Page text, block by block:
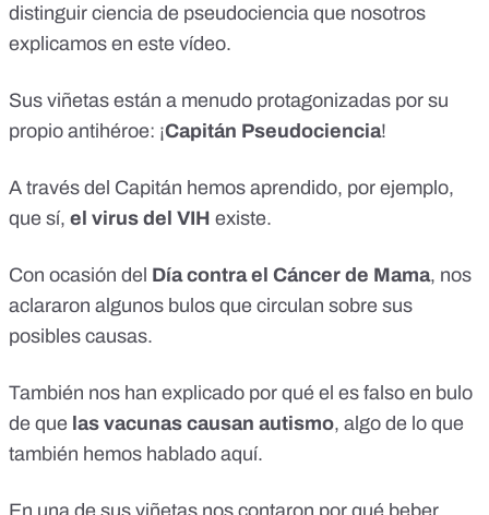
distinguir ciencia de pseudociencia que nosotros
explicamos en este vídeo.
Sus viñetas están a menudo protagonizadas por su
propio antihéroe: ¡Capitán Pseudociencia!
A través del Capitán hemos aprendido, por ejemplo,
que sí, el virus del VIH existe.
Con ocasión del Día contra el Cáncer de Mama, nos
aclararon algunos bulos que circulan sobre sus
posibles causas.
También nos han explicado por qué el es falso en bulo
de que las vacunas causan autismo, algo de lo que
también hemos hablado aquí.
En una de sus viñetas nos contaron por qué beber